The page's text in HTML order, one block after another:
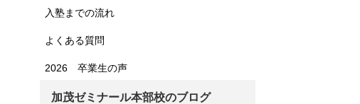
入塾までの流れ
よくある質問
2026 卒業生の声
加茂ゼミナール本部校のブログ